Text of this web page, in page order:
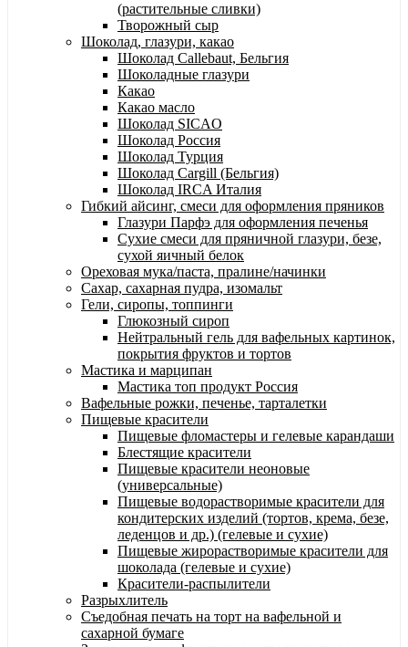
(растительные сливки)
Творожный сыр
Шоколад, глазури, какао
Шоколад Callebaut, Бельгия
Шоколадные глазури
Какао
Какао масло
Шоколад SICAO
Шоколад Россия
Шоколад Турция
Шоколад Cargill (Бельгия)
Шоколад IRCA Италия
Гибкий айсинг, смеси для оформления пряников
Глазури Парфэ для оформления печенья
Сухие смеси для пряничной глазури, безе,
сухой яичный белок
Ореховая мука/паста, пралине/начинки
Сахар, сахарная пудра, изомальт
Гели, сиропы, топпинги
Глюкозный сироп
Нейтральный гель для вафельных картинок,
покрытия фруктов и тортов
Мастика и марципан
Мастика топ продукт Россия
Вафельные рожки, печенье, тарталетки
Пищевые красители
Пищевые фломастеры и гелевые карандаши
Блестящие красители
Пищевые красители неоновые
(универсальные)
Пищевые водорастворимые красители для
кондитерских изделий (тортов, крема, безе,
леденцов и др.) (гелевые и сухие)
Пищевые жирорастворимые красители для
шоколада (гелевые и сухие)
Красители-распылители
Разрыхлитель
Съедобная печать на торт на вафельной и
сахарной бумаге